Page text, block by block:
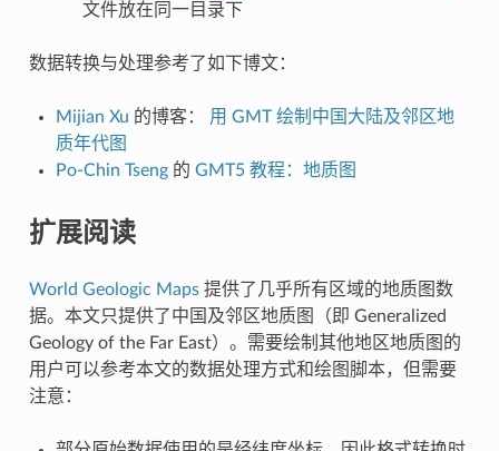
文件放在同一目录下
数据转换与处理参考了如下博文：
Mijian Xu 的博客： 用 GMT 绘制中国大陆及邻区地
质年代图
Po-Chin Tseng的 GMT5 教程：地质图
扩展阅读
World Geologic Maps提供了几乎所有区域的地质图数
据。本文只提供了中国及邻区地质图（即 Generalized
Geology of the Far East）。需要绘制其他地区地质图的
用户可以参考本文的数据处理方式和绘图脚本，但需要
注意：